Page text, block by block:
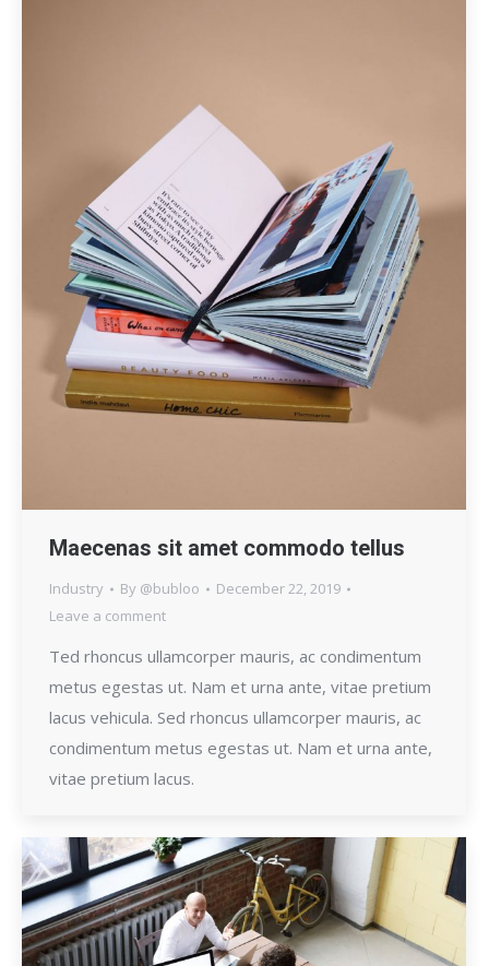
Maecenas sit amet commodo tellus
Industry By @bubloo
December 22, 2019
Leave a comment
Ted rhoncus ullamcorper mauris, ac condimentum
metus egestas ut. Nam et urna ante, vitae pretium
lacus vehicula. Sed rhoncus ullamcorper mauris, ac
condimentum metus egestas ut. Nam et urna ante,
vitae pretium lacus.